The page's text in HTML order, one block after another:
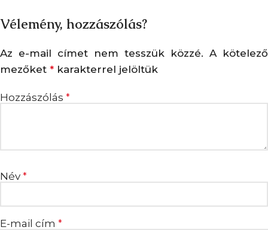
Vélemény, hozzászólás?
Az e-mail címet nem tesszük közzé. A kötelező
mezőket * karakterrel jelöltük
Hozzászólás *
Név *
E-mail cím *